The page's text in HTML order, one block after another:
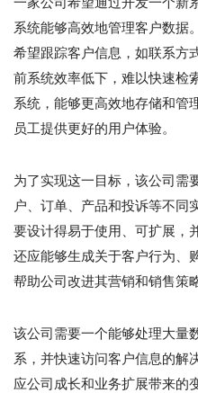
系统能够高效地管理客户数据
希望跟踪客户信息，如联系方
前系统效率低下，难以快速检
系统，能够更高效地存储和管
员工提供更好的用户体验。
为了实现这一目标，该公司需
户、订单、产品和投诉等不同
要设计得易于使用、可扩展，
还应能够生成关于客户行为、
帮助公司改进其营销和销售策略
该公司需要一个能够处理大量
系，并快速访问客户信息的解
应公司成长和业务扩展带来的